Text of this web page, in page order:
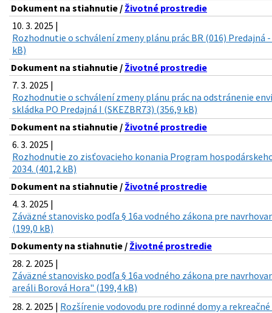
Dokument na stiahnutie / Životné prostredie
10. 3. 2025 |
Rozhodnutie o schválení zmeny plánu prác BR (016) Predajná
kB)
Dokument na stiahnutie / Životné prostredie
7. 3. 2025 |
Rozhodnutie o schválení zmeny plánu prác na odstránenie
skládka PO Predajná I (SKEZBR73) (356,9 kB)
Dokument na stiahnutie / Životné prostredie
6. 3. 2025 |
Rozhodnutie zo zisťovacieho konania Program
2034. (401,2 kB)
Dokument na stiahnutie / Životné prostredie
4. 3. 2025 |
Záväzné stanovisko podľa § 16a vodného zákona pre
(199,0 kB)
Dokumenty na stiahnutie / Životné prostredie
28. 2. 2025 |
Záväzné stanovisko podľa § 16a vodného zákona pre
areáli Borová Hora" (199,4 kB)
28. 2. 2025 | Rozšírenie vodovodu pre rodinné domy a